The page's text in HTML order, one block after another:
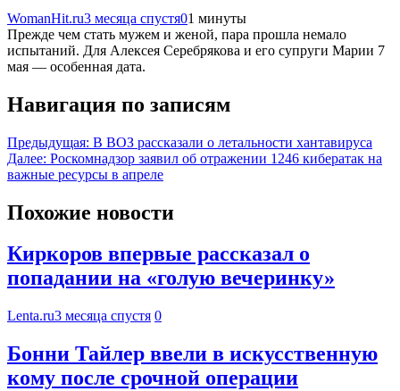
WomanHit.ru3 месяца спустя01 минуты
Прежде чем стать мужем и женой, пара прошла немало
испытаний. Для Алексея Серебрякова и его супруги Марии 7
мая — особенная дата.
Навигация по записям
Предыдущая: В ВОЗ рассказали о летальности хантавируса
Далее: Роскомнадзор заявил об отражении 1246 кибератак на
важные ресурсы в апреле
Похожие новости
Киркоров впервые рассказал о
попадании на «голую вечеринку»
Lenta.ru3 месяца спустя 0
Бонни Тайлер ввели в искусственную
кому после срочной операции